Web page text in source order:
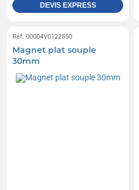
DEVIS EXPRESS
Réf. 00004V0122550
Magnet plat souple
30mm